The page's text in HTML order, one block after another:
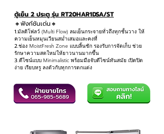
ตู้เย็น 2 ประตู รุ่น RT20HAR1DSA/ST
🔸ฟังก์ชันเด่น🔸
1.มัลติโฟลว์ (Multi Flow) ลมเย็นกระจายทั่วถึงทุกชั้นวาง ให้
ความเย็นหมุนเวียนสม่ำเสมอและคงที่
2.ช่อง MoistFresh Zone แบบลิ้นชัก รองรับการจัดเก็บ ช่วย
รักษาความสดใหม่ให้ยาวนานมากขึ้น
3.ดีไซน์แบบ Minimalistic พร้อมมือจับดีไซน์ทันสมัย เปิดปิด
ง่าย เรียบหรู ลงตัวกับทุกการตกแต่ง